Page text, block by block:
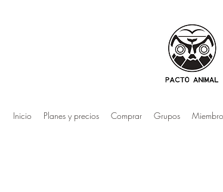
Inicio Planes y precios Comprar Grupos